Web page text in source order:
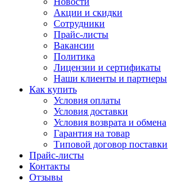
Акции и скидки
Сотрудники
Прайс-листы
Вакансии
Политика
Лицензии и сертификаты
Наши клиенты и партнеры
Как купить
Условия оплаты
Условия доставки
Условия возврата и обмена
Гарантия на товар
Типовой договор поставки
Прайс-листы
Контакты
Отзывы